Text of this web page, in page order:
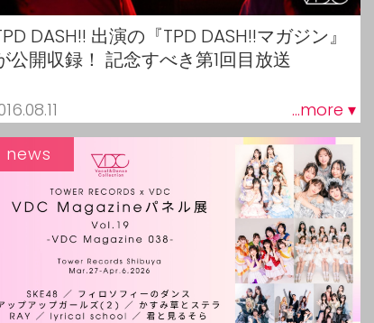
DASH!! 出演の『TPD DASH!!マガジン』
公開収録！ 記念すべき第1回目放送
...more ▾
news